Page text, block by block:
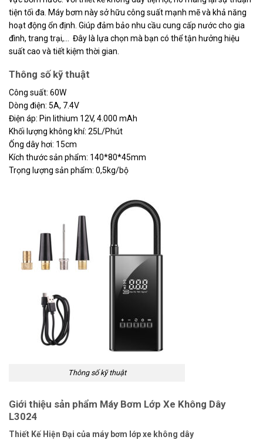
tiện tối đa. Máy bơm này sở hữu công suất mạnh mẽ và khả năng
hoạt động ổn định. Giúp đảm bảo nhu cầu cung cấp nước cho gia
đình, trang trại,… Đây là lựa chọn mà bạn có thể tận hưởng hiệu
suất cao và tiết kiệm thời gian.
Thông số kỹ thuật
Công suất: 60W
Dòng điện: 5A, 7.4V
Điện áp: Pin lithium 12V, 4.000 mAh
Khối lượng không khí: 25L/Phút
Ống dây hơi: 15cm
Kích thước sản phẩm: 140*80*45mm
Trọng lượng sản phẩm: 0,5kg/bộ
Thông số kỹ thuật
Giới thiệu sản phẩm Máy Bơm Lớp Xe Không Dây
L3024
Thiết Kế Hiện Đại của máy bơm lớp xe không dây